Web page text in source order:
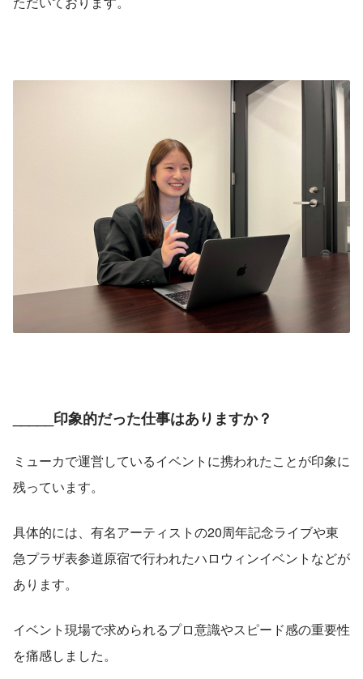
_____印象的だった仕事はありますか？
ミューカで運営しているイベントに携われたことが印象に
残っています。
具体的には、有名アーティストの20周年記念ライブや東
急プラザ表参道原宿で行われたハロウィンイベントなどが
あります。
イベント現場で求められるプロ意識やスピード感の重要性
を痛感しました。